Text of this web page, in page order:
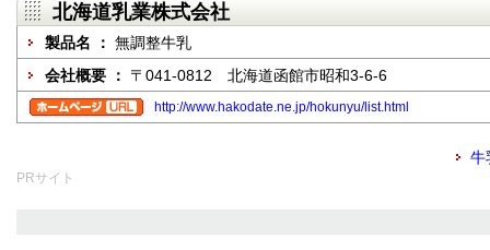
北海道乳業株式会社
製品名 ： 無調整牛乳
会社概要 ： 〒041-0812 北海道函館市昭和3-6-6
http://www.hakodate.ne.jp/hokunyu/list.html
牛
PRサイト